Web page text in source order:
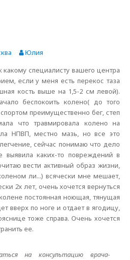
Юлия
специалисту вашего центра
если у меня есть перекос таза
кость выше на 1,5-2 см левой).
беспокоить колено( до того
преимущественно бег, степ
что травмировала колено на
НПВП, местно мазь, но все это
сейчас понимаю что дело
каких-то повреждений в
вести активный образ жизни,
ли...) всячески мне мешает,
2х лет, очень хочется вернуться
постоянная ноющая, тянущая
вверх по ноге и отдает в ягодицу,
тоже справа. Очень хочется
ее.
на консультацию врача-